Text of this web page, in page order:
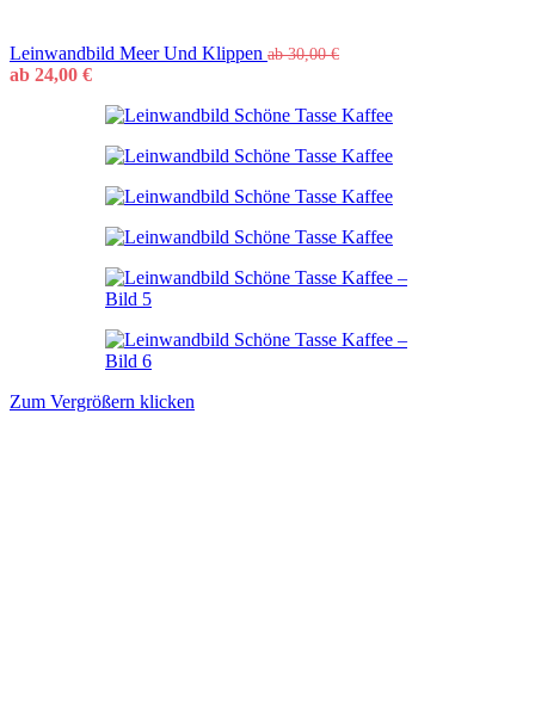
Leinwandbild Meer Und Klippen ab30,00€
ab 24,00 €
Zum Vergrößern klicken